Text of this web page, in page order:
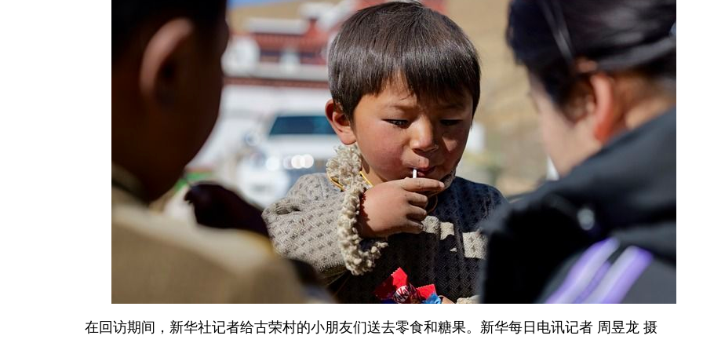
在回访期间，新华社记者给古荣村的小朋友们送去零食和糖果。新华每日电讯记者 周昱龙 摄